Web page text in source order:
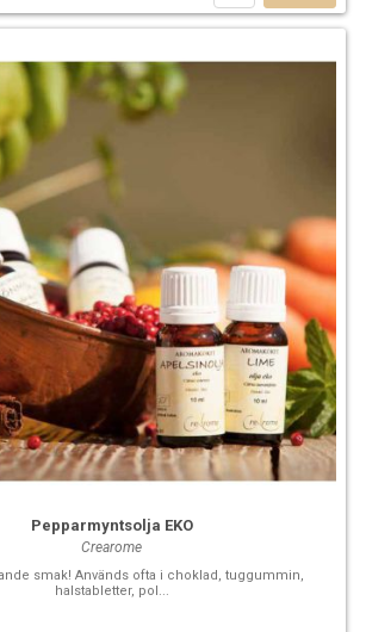
Pepparmyntsolja EKO
Crearome
smak! Används ofta i choklad, tuggummin,
halstabletter, pol...